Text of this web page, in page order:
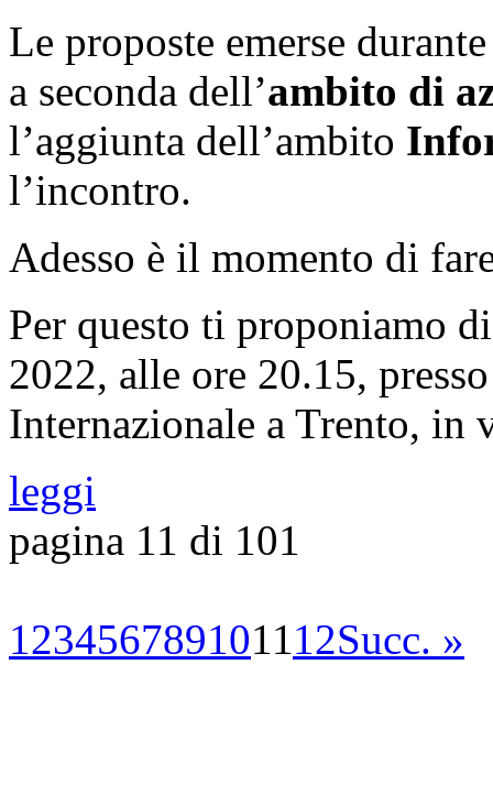
Le proposte emerse
a seconda dell’ambito di
l’aggiunta dell’ambito
l’incontro.
Adesso è il momento di
Per questo ti proponiamo
2022, alle ore 20.15,
Internazionale a Trento, in
leggi
pagina 11 di 101
123456789101112Succ. »